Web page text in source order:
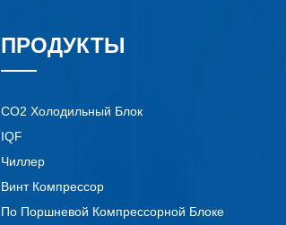
ПРОДУКТЫ
CO2 Холодильный Блок
IQF
Чиллер
Винт Компрессор
По Поршневой Компрессорной Блоке